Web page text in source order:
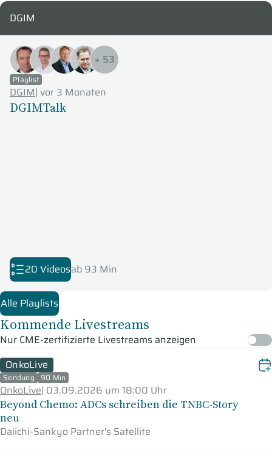
DGIM
+ 53
Playlist
DGIM| vor 3 Monaten
DGIMTalk
20 Videosab 93 Min
Alle Playlists
Kommende Livestreams
Nur CME-zertifizierte Livestreams anzeigen
OnkoLive
Sendung 90 Min
OnkoLive| 03.09.2026 um 18:00 Uhr
Beyond Chemo: ADCs schreiben die TNBC-Story
neu
Daiichi-Sankyo Partner's Satellite